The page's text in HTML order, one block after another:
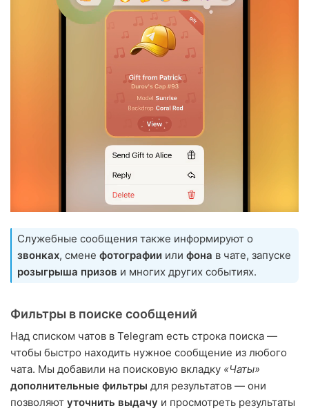
Служебные сообщения также информируют о
звонках, смене фотографии или фона в чате, запуске
розыгрыша призов и многих других событиях.
Фильтры в поиске сообщений
Над списком чатов в Telegram есть строка поиска —
чтобы быстро находить нужное сообщение из любого
чата. Мы добавили на поисковую вкладку «Чаты»
дополнительные фильтры для результатов — они
позволяют уточнить выдачу и просмотреть результаты